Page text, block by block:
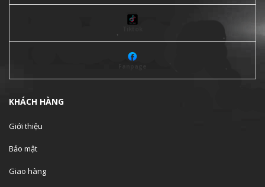
KHÁCH HÀNG
Giới thiệu
Bảo mật
Giao hàng